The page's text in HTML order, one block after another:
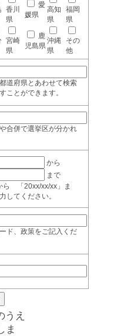
香川
県
愛
媛県
高知
県
福岡
県
宮崎
県
鹿
児島県
沖縄
県
その
他
道府県とあわせて検索
ことができます。
合併で選挙区が分かれ
から
まで
「20xx/xx/xx」ま
てください。
ド、政策をご記入くだ
うえ
ま